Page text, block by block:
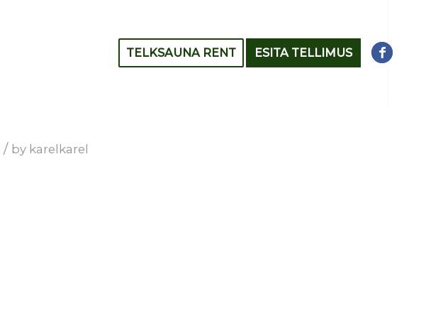
TELKSAUNA RENT ESITA TELLIMUS
/ by karelkarel